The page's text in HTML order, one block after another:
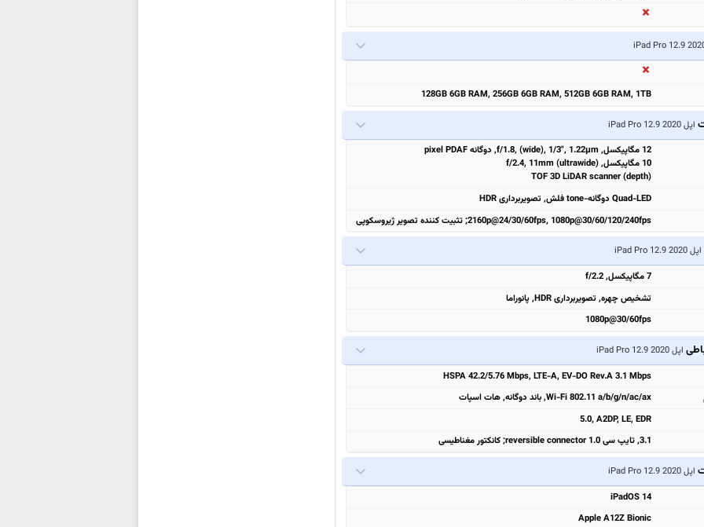
128GB 6GB RAM, 256GB 6GB RAM, 512GB 6GB RAM, 1TB
اپل iPad Pro 12.9 2020
12 مگاپیکسل, f/1.8, (wide), 1/3", 1.22µm, دوگانه pixel PDAF
10 مگاپیکسل, f/2.4, 11mm (ultrawide)
TOF 3D LiDAR scanner (depth)
Quad-LED دوگانه-tone فلش, تصویربرداری HDR
2160p@24/30/60fps, 1080p@30/60/120/240fps; تثبیت‌ کننده تصویر ژیروسکوپی
اپل iPad Pro 12.9 2020
7 مگاپیکسل, f/2.2
تشخیص چهره, تصویربرداری HDR, پانوراما
1080p@30/60fps
اپل iPad Pro 12.9 2020
HSPA 42.2/5.76 Mbps, LTE-A, EV-DO Rev.A 3.1 Mbps
Wi-Fi 802.11 a/b/g/n/ac/ax, باند دوگانه, هات اسپات
5.0, A2DP, LE, EDR
3.1, تایپ سی 1.0 reversible connector; کانکتور مغناطیسی
اپل iPad Pro 12.9 2020
iPadOS 14
Apple A12Z Bionic